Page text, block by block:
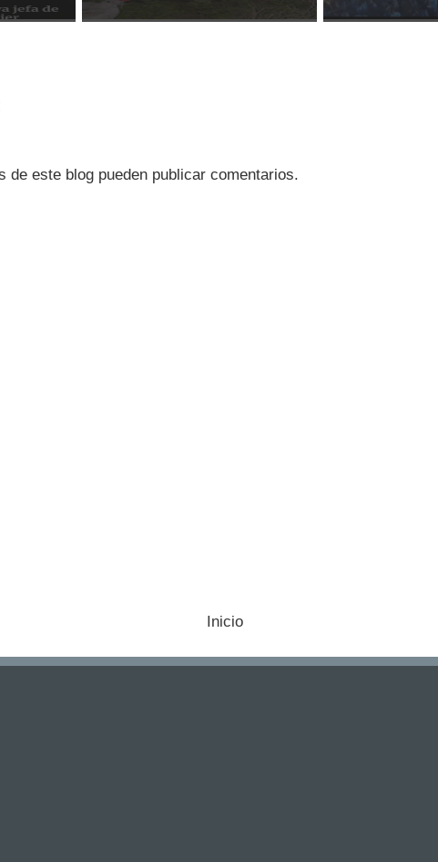
de este blog pueden publicar comentarios.
Inicio